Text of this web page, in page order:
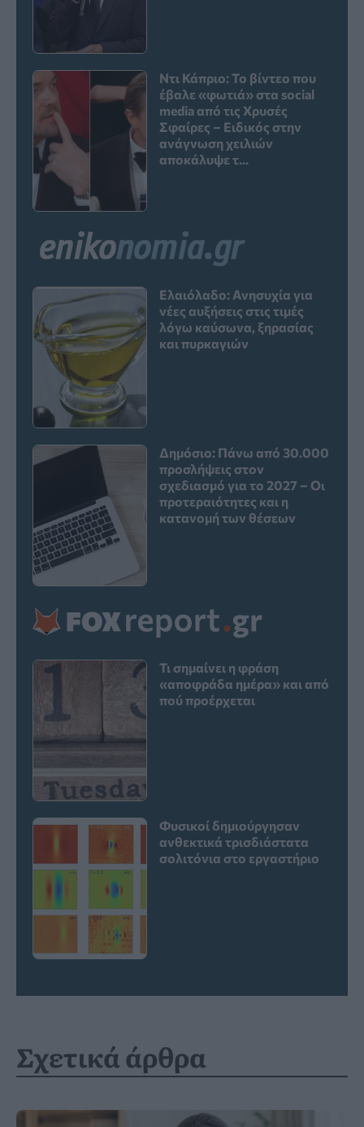
Ντι Κάπριο: Το βίντεο που
έβαλε «φωτιά» στα social
media από τις Χρυσές
Σφαίρες – Ειδικός στην
ανάγνωση χειλιών
αποκάλυψε τ...
Ελαιόλαδο: Ανησυχία για
νέες αυξήσεις στις τιμές
λόγω καύσωνα, ξηρασίας
και πυρκαγιών
Δημόσιο: Πάνω από 30.000
προσλήψεις στον
σχεδιασμό για το 2027 – Οι
προτεραιότητες και η
κατανομή των θέσεων
Τι σημαίνει η φράση
«αποφράδα ημέρα» και από
πού προέρχεται
Φυσικοί δημιούργησαν
ανθεκτικά τρισδιάστατα
σολιτόνια στο εργαστήριο
Σχετικά άρθρα